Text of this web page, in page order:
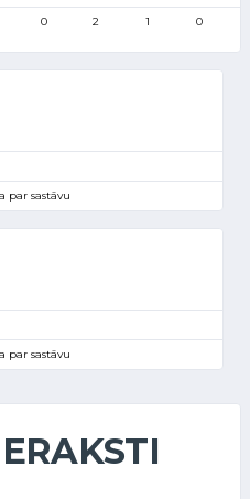
0 2 1 0
par sastāvu
par sastāvu